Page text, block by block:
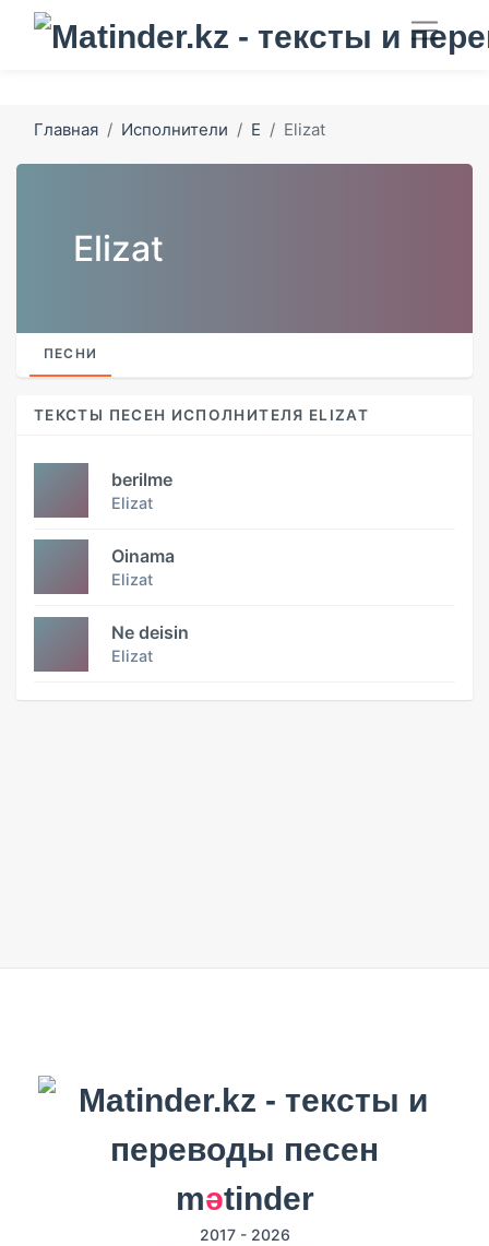
Главная Исполнители E Elizat
Elizat
ПЕСНИ
ТЕКСТЫ ПЕСЕН ИСПОЛНИТЕЛЯ ELIZAT
berilme
Elizat
Oinama
Elizat
Ne deisin
Elizat
mәtinder
2017 - 2026